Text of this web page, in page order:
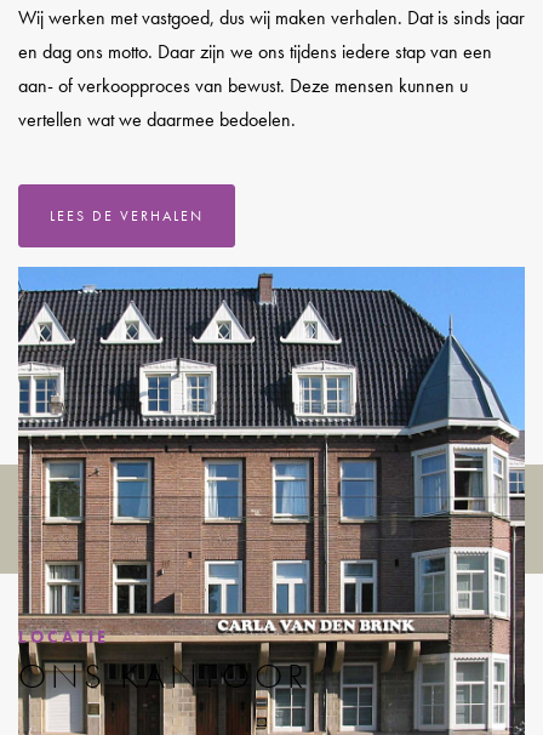
Wij werken met vastgoed, dus wij maken verhalen. Dat is sinds jaar
en dag ons motto. Daar zijn we ons tijdens iedere stap van een
aan- of verkoopproces van bewust. Deze mensen kunnen u
vertellen wat we daarmee bedoelen.
LEES DE VERHALEN
LOCATIE
ONS KANTOOR